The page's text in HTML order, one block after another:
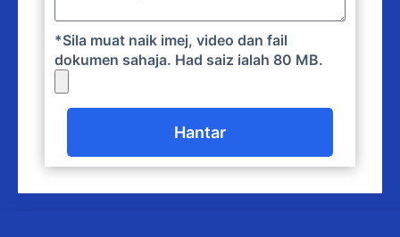
*Sila muat naik imej, video dan fail
dokumen sahaja. Had saiz ialah 80 MB.
Hantar